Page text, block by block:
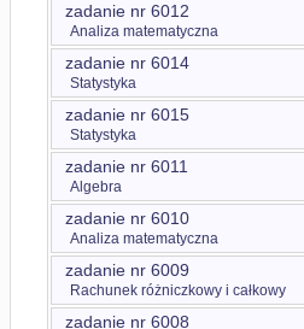
zadanie nr 6012
Analiza matematyczna
zadanie nr 6014
Statystyka
zadanie nr 6015
Statystyka
zadanie nr 6011
Algebra
zadanie nr 6010
Analiza matematyczna
zadanie nr 6009
Rachunek różniczkowy i całkowy
zadanie nr 6008